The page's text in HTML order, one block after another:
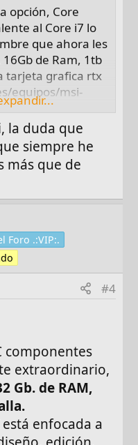
opción, Core
al Core i7 lo
que ahora les
de Ram, 1tb
tarjeta grafica rtx
equipos/msi-
16-
16gb-ssd1tb-
7 con una grafica
pero con 32Gb
tiene 16
msi-prestige-
1tb-ssd-rtx4050-
para editar,
grafica
cuanta mas
la duda que
siempre he
más que de
Foro .:VIP:.
#4
componentes
extraordinario,
Gb. de RAM,
enfocada a